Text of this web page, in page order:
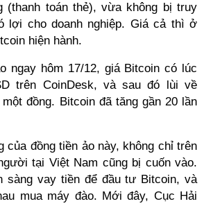
(thanh toán thẻ), vừa không bị truy
lợi cho doanh nghiệp. Giá cả thì ở
hiện hành.
ngay hôm 17/12, giá Bitcoin có lúc
trên CoinDesk, và sau đó lùi về
đồng. Bitcoin đã tăng gần 20 lần
của đồng tiền ảo này, không chỉ trên
tại Việt Nam cũng bị cuốn vào.
sàng vay tiền để đầu tư Bitcoin, và
mua máy đào. Mới đây, Cục Hải